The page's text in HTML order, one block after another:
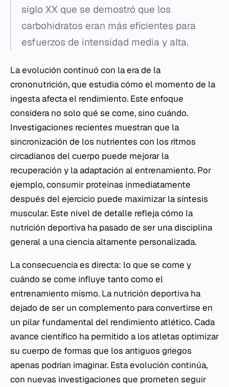
siglo XX que se demostró que los
carbohidratos eran más eficientes para
esfuerzos de intensidad media y alta.
La evolución continuó con la era de la
crononutrición, que estudia cómo el momento de la
ingesta afecta el rendimiento. Este enfoque
considera no solo qué se come, sino cuándo.
Investigaciones recientes muestran que la
sincronización de los nutrientes con los ritmos
circadianos del cuerpo puede mejorar la
recuperación y la adaptación al entrenamiento. Por
ejemplo, consumir proteínas inmediatamente
después del ejercicio puede maximizar la síntesis
muscular. Este nivel de detalle refleja cómo la
nutrición deportiva ha pasado de ser una disciplina
general a una ciencia altamente personalizada.
La consecuencia es directa: lo que se come y
cuándo se come influye tanto como el
entrenamiento mismo. La nutrición deportiva ha
dejado de ser un complemento para convertirse en
un pilar fundamental del rendimiento atlético. Cada
avance científico ha permitido a los atletas optimizar
su cuerpo de formas que los antiguos griegos
apenas podrían imaginar. Esta evolución continúa,
con nuevas investigaciones que prometen seguir